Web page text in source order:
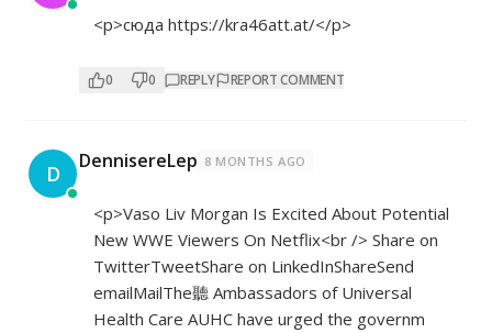
<p>сюда https://kra46att.at/</p>
0 0 REPLY REPORT COMMENT
D DennisereLep 8 MONTHS AGO
<p>Vaso Liv Morgan Is Excited About Potential
New WWE Viewers On Netflix<br /> Share on
TwitterTweetShare on LinkedInShareSend
emailMailThe聽 Ambassadors of Universal
Health Care AUHC have urged the governm